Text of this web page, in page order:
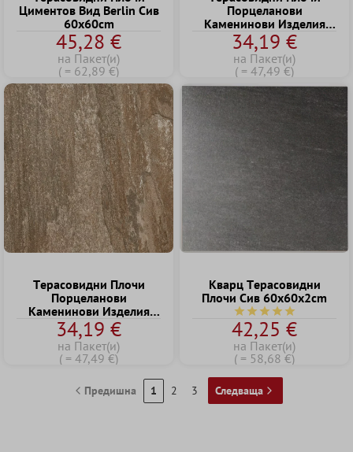
Циментов Bид Berlin Сив
60x60cm
45,28 €
на Пакет(и)
( = 62,89 €)
Порцеланови
Kаменинови Изделия
Rustburg Черно 60x60x2
cm
34,19 €
на Пакет(и)
( = 47,49 €)
Tерасовидни Плочи
Порцеланови
Kаменинови Изделия
Rustburg Мед 60x60x2
cm
34,19 €
на Пакет(и)
( = 47,49 €)
Кварц Tерасовидни
Плочи Сив 60x60x2cm
Средна оценка за 5
42,25 €
на Пакет(и)
( = 58,68 €)
Предишна 1 2 3 Следваща